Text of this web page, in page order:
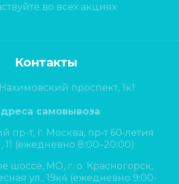
во всех акциях
Контакты
проспект, 1к1
самовывоза
пр-т, г. Москва, пр‑т 60‑летия
11 (ежедневно 8:00–20:00)
шоссе, МО, г. о. Красногорск,
ул., 19к4 (ежедневно 9:00-